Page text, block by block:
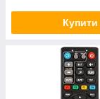
Купити